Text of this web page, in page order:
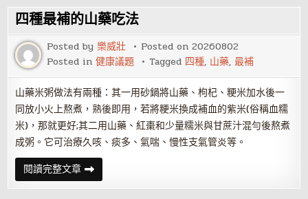
中
最
經
典
的
接
吻
巧
四種最補的山藥吃法
Posted by樂威壯 Posted on20260802
Posted in健康議題 Tagged 四種, 山藥,最補
山藥米粥做法有兩種：其一用砂鍋將山藥、枸杞、粳米加水後一
同放小火上熬煮，熟後即用，若將粳米換成補血的紫米(俗稱血糯
米)，那就更好;其二用山藥、紅棗和少量糯米與甘蔗汁混勻後熬煮
成粥。它可治療久咳、痰多、氣喘、慢性支氣管炎等。
閱讀完整文章四
種
最